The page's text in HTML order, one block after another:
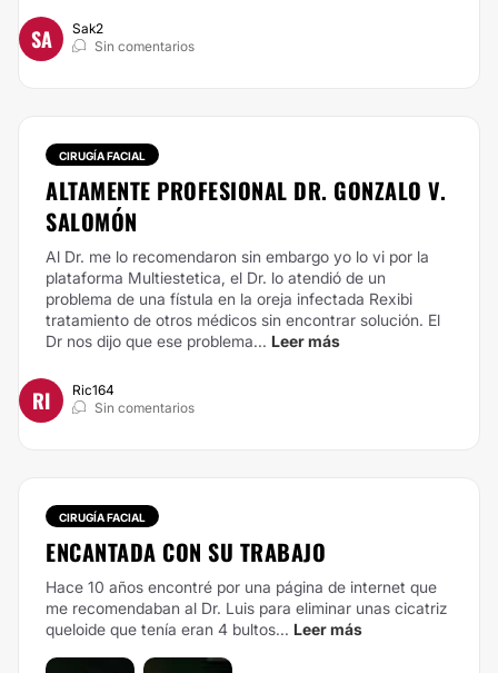
SA
Sak2
Sin comentarios
CIRUGÍA FACIAL
ALTAMENTE PROFESIONAL DR. GONZALO V.
SALOMÓN
Al Dr. me lo recomendaron sin embargo yo lo vi por la
plataforma Multiestetica, el Dr. lo atendió de un
problema de una fístula en la oreja infectada Rexibi
tratamiento de otros médicos sin encontrar solución. El
Dr nos dijo que ese problema... Leer más
RI
Ric164
Sin comentarios
CIRUGÍA FACIAL
ENCANTADA CON SU TRABAJO
Hace 10 años encontré por una página de internet que
me recomendaban al Dr. Luis para eliminar unas cicatriz
queloide que tenía eran 4 bultos... Leer más